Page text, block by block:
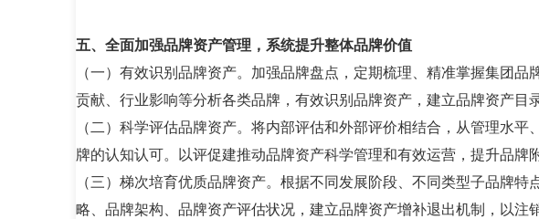
五、全面加强品牌资产管理，系统提升整体品牌价值
（一）有效识别品牌资产。加强品牌盘点，定期梳理、精准掌握集团
贡献、行业影响等分析各类品牌，有效识别品牌资产，建立品牌资产目
（二）科学评估品牌资产。将内部评估和外部评价相结合，从管理水
牌的认知认可。以评促建推动品牌资产科学管理和有效运营，提升品
（三）梯次培育优质品牌资产。根据不同发展阶段、不同类型子品牌
略、品牌架构、品牌资产评估状况，建立品牌资产增补退出机制，以